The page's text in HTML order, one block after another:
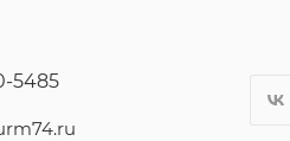
5485